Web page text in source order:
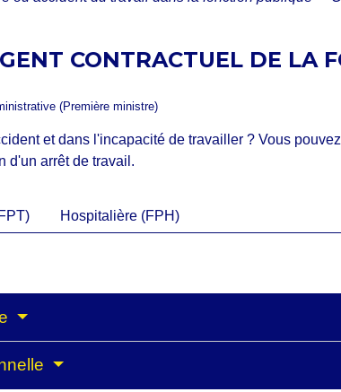
CONTRACTUEL DE LA
(Première ministre)
et dans l'incapacité de travailler ? Vous
d'un arrêt de travail.
Hospitalière (FPH)